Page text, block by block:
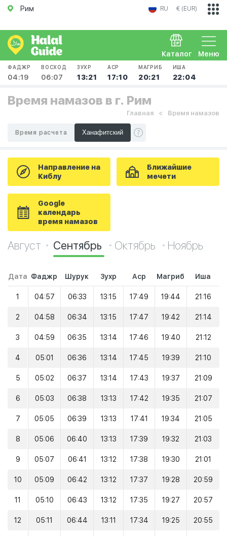
Рим RU € (EUR)
Меню
Каталог
ФАДЖР
04:19
ВОСХОД
06:07
ЗУХР
13:21
АСР
17:10
МАГРИБ
20:21
ИША
22:04
Время намазов в г. Рим
Главная Время намазов
Время расчета
Направление на
Киблу
Ближайшие
мечети
Google
календарь
время намазов
Август Сентябрь Октябрь Ноябрь
Дата Фаджр Шурук Зухр Аср Магриб Иша
1 04:57 06:33 13:15 17:49 19:44 21:16
2 04:58 06:34 13:15 17:47 19:42 21:14
3 04:59 06:35 13:14 17:46 19:40 21:12
4 05:01 06:36 13:14 17:45 19:39 21:10
5 05:02 06:37 13:14 17:43 19:37 21:09
6 05:03 06:38 13:13 17:42 19:35 21:07
7 05:05 06:39 13:13 17:41 19:34 21:05
8 05:06 06:40 13:13 17:39 19:32 21:03
9 05:07 06:41 13:12 17:38 19:30 21:01
10 05:09 06:42 13:12 17:37 19:28 20:59
11 05:10 06:43 13:12 17:35 19:27 20:57
12 05:11 06:44 13:11 17:34 19:25 20:55